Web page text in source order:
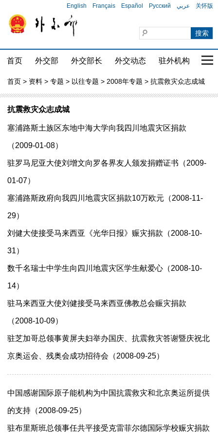
English Français Español Русский عربي 关怀版
首页 外交部 外交部长 外交动态 驻外机构 国
首页 > 资料 > 专题 > 以往专题 > 2008年专题 > 抗震救灾众志成城
抗震救灾众志成城
塞浦路斯土族区东地中海大学向我四川地震灾区捐款
（2009-01-08）
驻罗马尼亚大使刘增文向罗各界友人颁发捐赠证书（2009-
01-07）
塞浦路斯政府向我四川地震灾区捐款10万欧元（2008-11-
29）
刘健大使接受马来西亚《光华日报》赈灾捐款（2008-10-
31）
数千名瑞士中学生向四川地震灾区学生献爱心（2008-10-
14）
驻马来西亚大使刘健接受马来西亚佛教总会赈灾捐款
（2008-10-09）
驻芝加哥总领事黄屏夫妇举办国庆、抗震救灾答谢暨庆祝北
京奥运会、残奥会成功招待会（2008-09-25）
中国感谢国际原子能机构为中国抗震救灾和北京奥运所提供
的支持（2008-09-25）
驻布里斯班总领事任共平接受克雷菲尔德国际学校赈灾捐款